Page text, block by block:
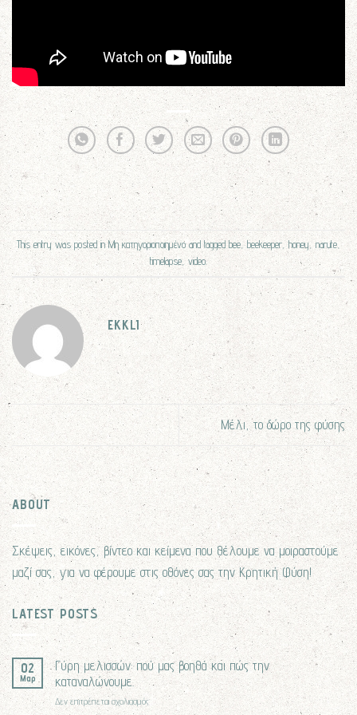
This entry was posted inΜη κατηγοριοποιημένοand tagged bee ,beekeeper honey narute,
timelapse ,video.
EKKLI
Μέλι, το δώρο της φύσης
ABOUT
Σκέψεις, εικόνες, βίντεο και κείμενα που θέλουμε να μοιραστούμε
μαζί σας, για να φέρουμε στις οθόνες σας την Κρητική Φύση!
LATEST POSTS
02
Μαρ
Γύρη μελισσών: πού μας βοηθά και πώς την
καταναλώνουμε.
Δεν επιτρέπεται σχολιασμόςστο